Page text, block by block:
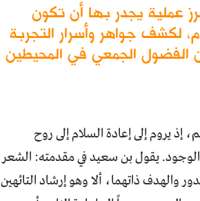
عملية يجدر بها أن تكون
لكشف جواهر وأسرار التجربة
الفضول الجمعي في المحيطين
إذ يروم إلى إعادة السلام إلى روح
الوجود. يقول بن سعيد في مقدمته: الشعر
والهدف ذاتهما، ألا وهو إرشاد التائهين